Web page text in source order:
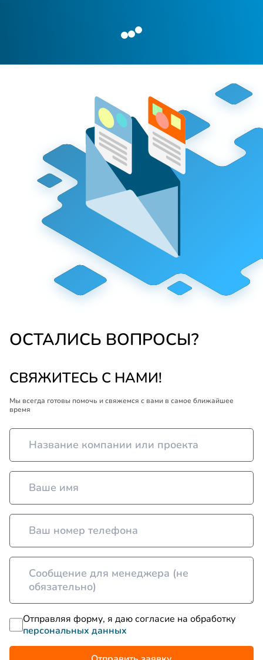
ОСТАЛИСЬ ВОПРОСЫ?
СВЯЖИТЕСЬ С НАМИ!
Мы всегда готовы помочь и свяжемся с вами в самое ближайшее
время
Отправляя форму, я даю согласие на обработку
персональных данных